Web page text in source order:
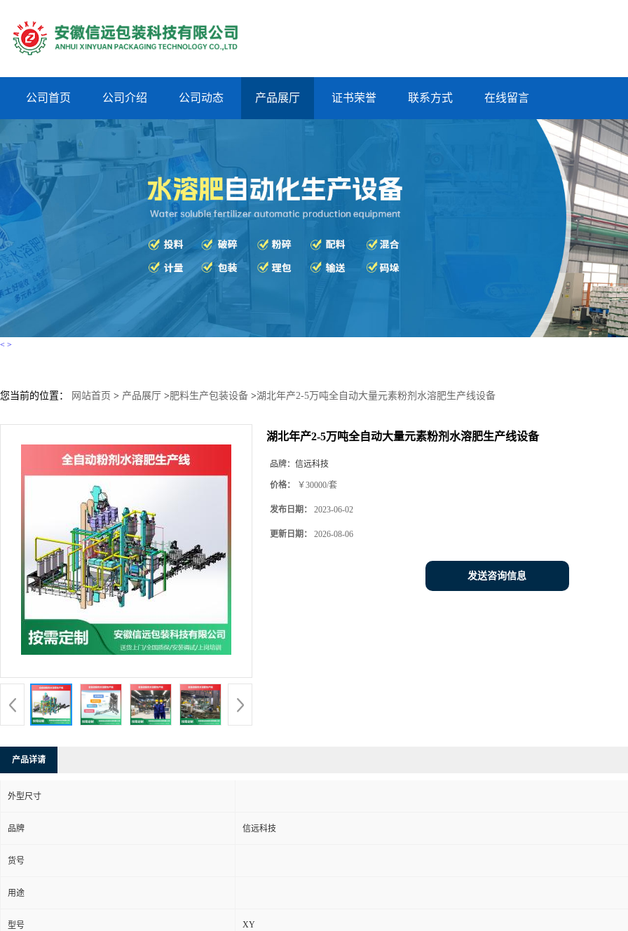
公司首页 公司介绍 公司动态 产品展厅 证书荣誉 联系方式 在线留言
< >
您当前的位置： 网站首页 > 产品展厅 >肥料生产包装设备 >湖北年产2-5万吨全自动大量元素粉剂水溶肥生产线设备
湖北年产2-5万吨全自动大量元素粉剂水溶肥生产线设备
品牌： 信远科技
价格： ￥30000/套
发布日期： 2023-06-02
更新日期： 2026-08-06
发送咨询信息
产品详请
外型尺寸
品牌 信远科技
货号
用途
型号 XY